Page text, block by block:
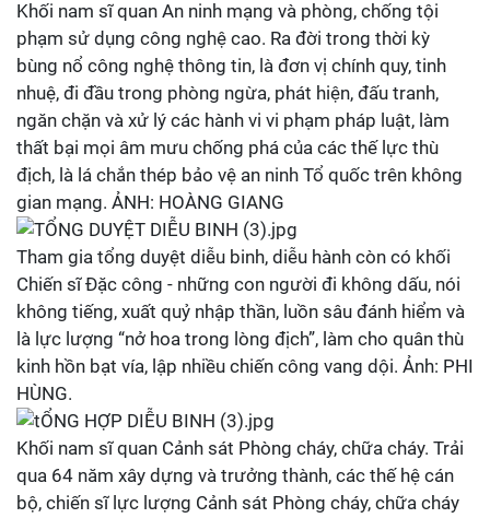
Khối nam sĩ quan An ninh mạng và phòng, chống tội
phạm sử dụng công nghệ cao. Ra đời trong thời kỳ
bùng nổ công nghệ thông tin, là đơn vị chính quy, tinh
nhuệ, đi đầu trong phòng ngừa, phát hiện, đấu tranh,
ngăn chặn và xử lý các hành vi vi phạm pháp luật, làm
thất bại mọi âm mưu chống phá của các thế lực thù
địch, là lá chắn thép bảo vệ an ninh Tổ quốc trên không
gian mạng. ẢNH: HOÀNG GIANG
Tham gia tổng duyệt diễu binh, diễu hành còn có khối
Chiến sĩ Đặc công - những con người đi không dấu, nói
không tiếng, xuất quỷ nhập thần, luồn sâu đánh hiểm và
là lực lượng “nở hoa trong lòng địch”, làm cho quân thù
kinh hồn bạt vía, lập nhiều chiến công vang dội. Ảnh: PHI
HÙNG.
Khối nam sĩ quan Cảnh sát Phòng cháy, chữa cháy. Trải
qua 64 năm xây dựng và trưởng thành, các thế hệ cán
bộ, chiến sĩ lực lượng Cảnh sát Phòng cháy, chữa cháy